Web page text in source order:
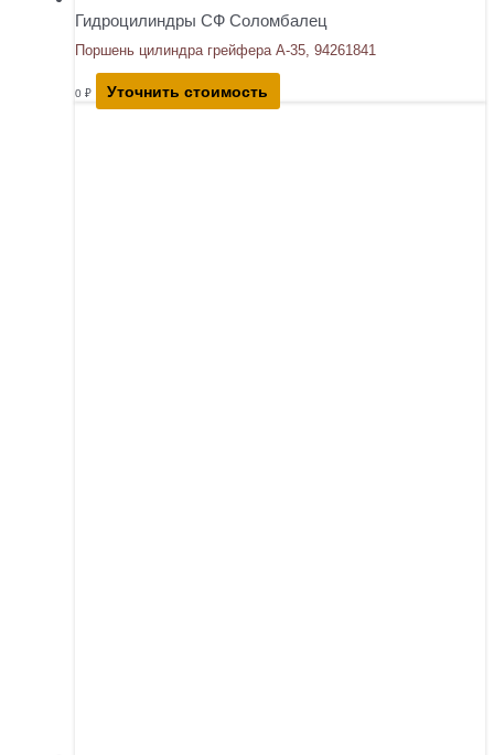
Гидроцилиндры СФ Соломбалец
Поршень цилиндра грейфера А-35, 94261841
0 ₽ Уточнить стоимость